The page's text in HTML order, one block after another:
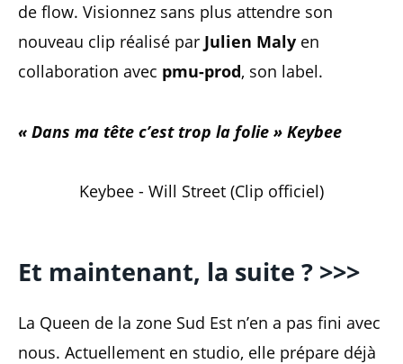
de flow. Visionnez sans plus attendre son
nouveau clip réalisé par Julien Maly en
collaboration avec pmu-prod, son label.
« Dans ma tête c’est trop la folie » Keybee
Keybee - Will Street (Clip officiel)
Et maintenant, la suite ? >>>
La Queen de la zone Sud Est n’en a pas fini avec
nous. Actuellement en studio, elle prépare déjà